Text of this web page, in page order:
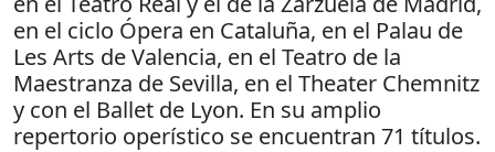
en el ciclo Ópera en Cataluña, en el Palau de
Les Arts de Valencia, en el Teatro de la
Maestranza de Sevilla, en el Theater Chemnitz
y con el Ballet de Lyon. En su amplio
repertorio operístico se encuentran 71 títulos.